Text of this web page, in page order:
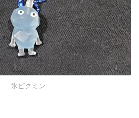
氷ピクミン